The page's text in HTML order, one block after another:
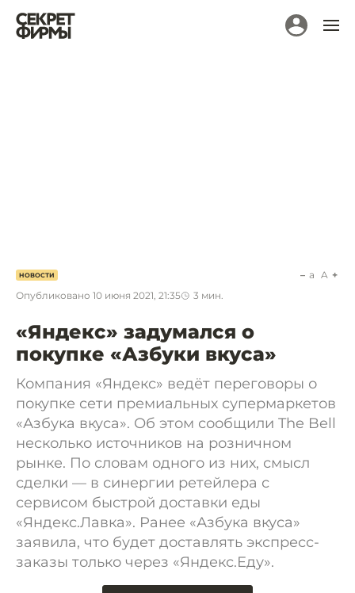
НОВОСТИ
Опубликовано 10 июня 2021, 21:35 3 мин.
a A
«Яндекс» задумался о
покупке «Азбуки вкуса»
Компания «Яндекс» ведёт переговоры о
покупке сети премиальных супермаркетов
«Азбука вкуса». Об этом сообщили The Bell
несколько источников на розничном
рынке. По словам одного из них, смысл
сделки — в синергии ретейлера с
сервисом быстрой доставки еды
«Яндекс.Лавка». Ранее «Азбука вкуса»
заявила, что будет доставлять экспресс-
заказы только через «Яндекс.Еду».